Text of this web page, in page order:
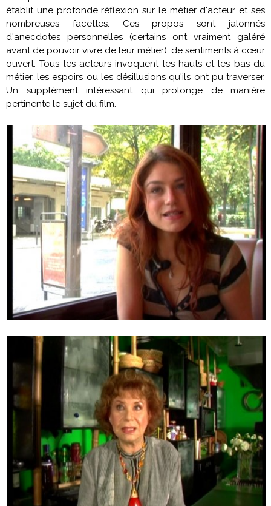
établit une profonde réflexion sur le métier d'acteur et ses
nombreuses facettes. Ces propos sont jalonnés
d'anecdotes personnelles (certains ont vraiment galéré
avant de pouvoir vivre de leur métier), de sentiments à cœur
ouvert. Tous les acteurs invoquent les hauts et les bas du
métier, les espoirs ou les désillusions qu'ils ont pu traverser.
Un supplément intéressant qui prolonge de manière
pertinente le sujet du film.